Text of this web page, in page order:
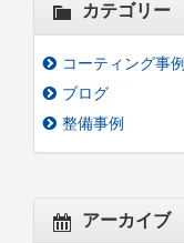
カテゴリー
コーティング事例
ブログ
整備事例
アーカイブ